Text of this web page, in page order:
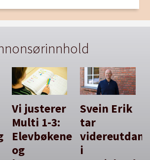
Vi justerer
Multi 1-3:
Elevbøkene
og
Svein Erik
tar
i